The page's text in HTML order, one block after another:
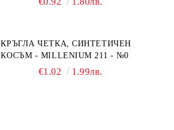
КРЪГЛА ЧЕТКА, СИНТЕТИЧЕН
КОСЪМ - MILLENIUM 211 - №0
€1.02 1.99лв.